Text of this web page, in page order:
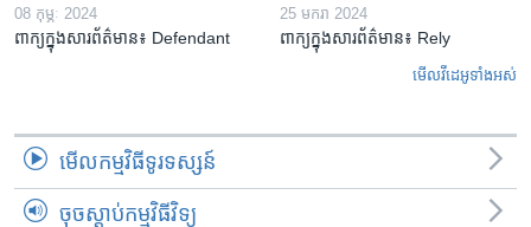
08 កុម្ភៈ 2024
ពាក្យក្នុងសារព័ត៌មាន៖ Defendant
25 មករា 2024
ពាក្យក្នុងសារព័ត៌មាន៖ Rely
មើល​វីដេអូ​ទាំង​អស់
មើល​កម្មវិធី​ទូរទស្សន៍
ចុចស្តាប់កម្មវិធីវិទ្យុ